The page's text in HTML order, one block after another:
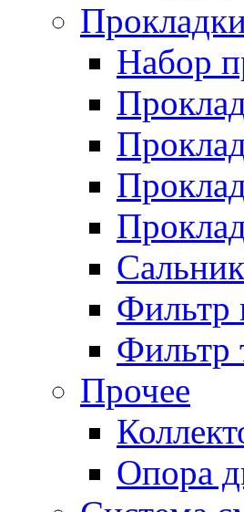
Набор
Фильтр
Фильтр
Прочее
Опора